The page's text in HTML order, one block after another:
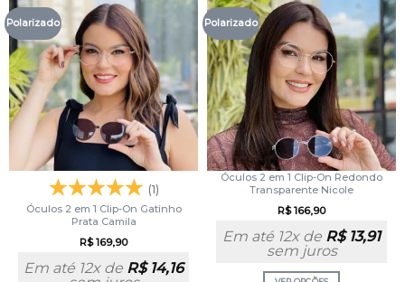
Polarizado
(1)
Óculos 2 em 1 Clip-On Gatinho
Prata Camila
R$169,90
Em até 12x de R$14,16
Polarizado
Óculos 2 em 1 Clip-On Redondo
Transparente Nicole
R$166,90
Em até 12x de R$13,91
sem juros